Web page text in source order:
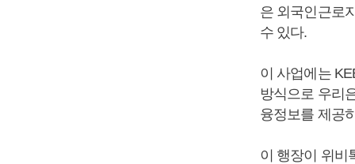
은 외국인근로
수 있다.
이 사업에는
방식으로 우리
융정보를 제공
이 행장이 위비